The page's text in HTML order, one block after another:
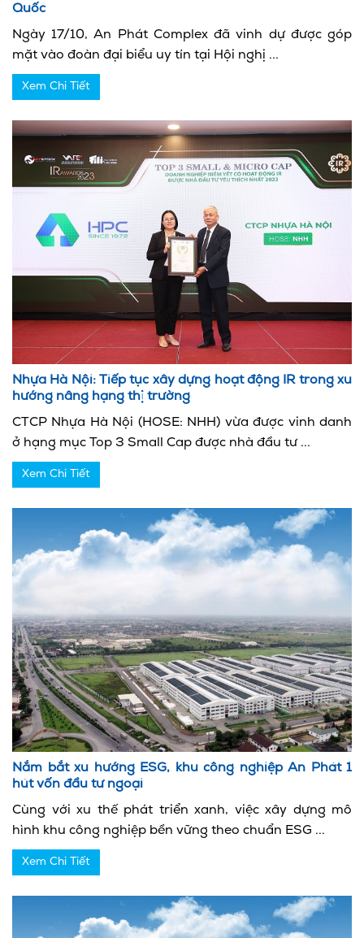
Quốc
Ngày 17/10, An Phát Complex đã vinh dự được góp
mặt vào đoàn đại biểu uy tín tại Hội nghị ...
Xem Chi Tiết
Nhựa Hà Nội: Tiếp tục xây dựng hoạt động IR trong xu
hướng nâng hạng thị trường
CTCP Nhựa Hà Nội (HOSE: NHH) vừa được vinh danh
ở hạng mục Top 3 Small Cap được nhà đầu tư ...
Xem Chi Tiết
Nắm bắt xu hướng ESG, khu công nghiệp An Phát 1
hút vốn đầu tư ngoại
Cùng với xu thế phát triển xanh, việc xây dựng mô
hình khu công nghiệp bền vững theo chuẩn ESG ...
Xem Chi Tiết